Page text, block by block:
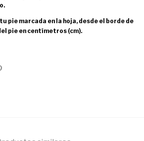
pie marcada en la hoja, desde el borde de
pie en centímetros (cm).